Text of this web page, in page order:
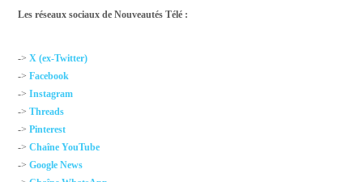
Les réseaux sociaux de Nouveautés Télé :
->X (ex-Twitter)
->Facebook
->Instagram
->Threads
->Pinterest
->Chaîne YouTube
->Google News